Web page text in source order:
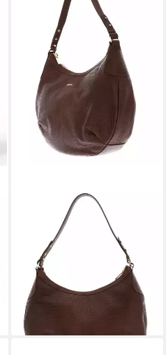
Schultertasche Shoulderbag
Croco, aus echtem
Schafsleder
ab 247,79 €
349,00 €
-29%
lieferbar - in 2-3 Werktagen bei dir